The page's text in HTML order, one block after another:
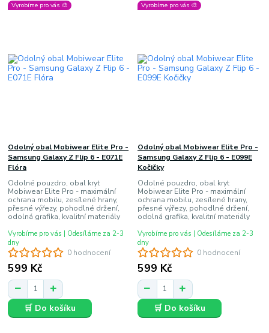
Vyrobíme pro vás 🎨
0 hodnocení
Odolný obal Mobiwear Elite Pro -
Samsung Galaxy Z Flip 6 - E071E
Flóra
Odolné pouzdro, obal kryt
Mobiwear Elite Pro - maximální
ochrana mobilu, zesílené hrany,
přesné výřezy, pohodlné držení,
odolná grafika, kvalitní materiály
599 Kč
Vyrobíme pro vás | Odesíláme za 2-3
dny
🛒 Do košíku
Vyrobíme pro vás 🎨
0 hodnocení
Odolný obal Mobiwear Elite Pro -
Samsung Galaxy Z Flip 6 - E099E
Kočičky
Odolné pouzdro, obal kryt
Mobiwear Elite Pro - maximální
ochrana mobilu, zesílené hrany,
přesné výřezy, pohodlné držení,
odolná grafika, kvalitní materiály
599 Kč
Vyrobíme pro vás | Odesíláme za 2-3
dny
🛒 Do košíku